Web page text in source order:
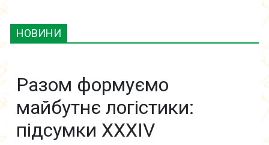
НОВИНИ
Разом формуємо
майбутнє логістики:
підсумки XXXIV